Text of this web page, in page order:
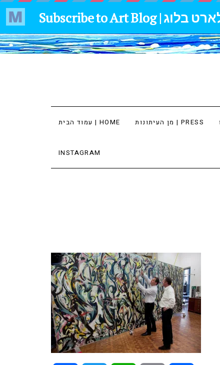
עמוד הבית | HOME מן העיתונות | PRESS
INSTAGRAM